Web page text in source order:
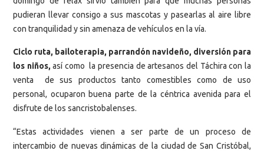
pudieran llevar consigo a sus mascotas y pasearlas al aire libre
con tranquilidad y sin amenaza de vehículos en la vía.
Ciclo ruta, bailoterapia, parrandón navideño, diversión para
los niños, así como la presencia de artesanos del Táchira con la
venta de sus productos tanto comestibles como de uso
personal, ocuparon buena parte de la céntrica avenida para el
disfrute de los sancristobalenses.
“Estas actividades vienen a ser parte de un proceso de
intercambio de nuevas dinámicas de la ciudad de San Cristóbal,